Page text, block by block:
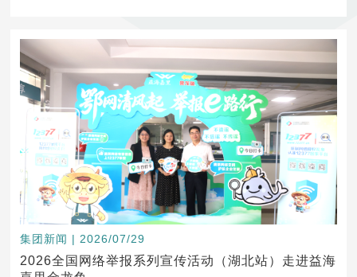
集团新闻 | 2026/07/29
2026全国网络举报系列宣传活动（湖北站）走进益海